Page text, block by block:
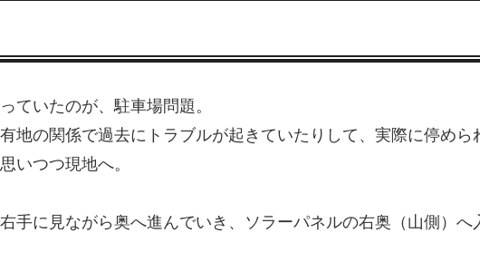
ていたのが、駐車場問題。
地の関係で過去にトラブルが起きていたりして、実際に停めら
いつつ現地へ。
手に見ながら奥へ進んでいき、ソラーパネルの右奥（山側）へ